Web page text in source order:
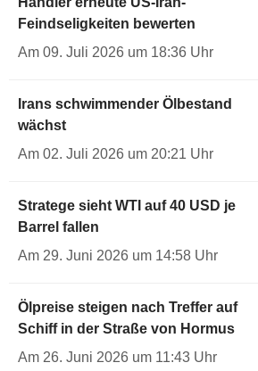
Feindseligkeiten bewerten
Am 09. Juli 2026 um 18:36 Uhr
Irans schwimmender Ölbestand
wächst
Am 02. Juli 2026 um 20:21 Uhr
Stratege sieht WTI auf 40 USD je
Barrel fallen
Am 29. Juni 2026 um 14:58 Uhr
Ölpreise steigen nach Treffer auf
Schiff in der Straße von Hormus
Am 26. Juni 2026 um 11:43 Uhr